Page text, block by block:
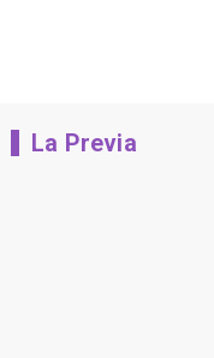
La Previa